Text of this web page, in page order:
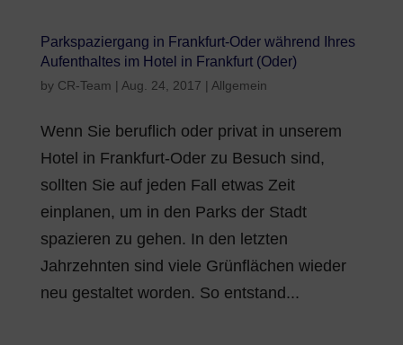
Parkspaziergang in Frankfurt-Oder während Ihres
Aufenthaltes im Hotel in Frankfurt (Oder)
by CR-Team | Aug. 24, 2017 | Allgemein
Wenn Sie beruflich oder privat in unserem
Hotel in Frankfurt-Oder zu Besuch sind,
sollten Sie auf jeden Fall etwas Zeit
einplanen, um in den Parks der Stadt
spazieren zu gehen. In den letzten
Jahrzehnten sind viele Grünflächen wieder
neu gestaltet worden. So entstand...